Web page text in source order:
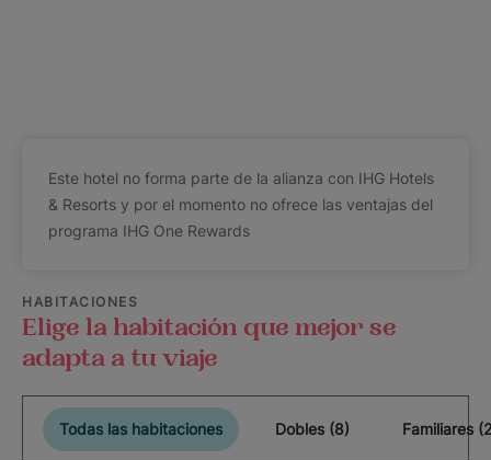
Este hotel no forma parte de la alianza con IHG Hotels
& Resorts y por el momento no ofrece las ventajas del
programa IHG One Rewards
HABITACIONES
Elige la habitación que mejor se
adapta a tu viaje
Todas las habitaciones Dobles (8) Familiares